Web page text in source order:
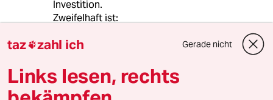
Investition.
Zweifelhaft ist:
Stimmt die juristische Interpretation der NGOs
in Sachen Asyl? - Ich bin da kein Fachmann.
Aber ich habe meine Zweifel. Die NGOs werden
es über die Gerichte prüfen lassen. Ich
taz zahl ich Gerade nicht
Links lesen, rechts